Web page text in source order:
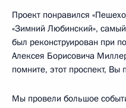
Проект понравился
«Зимний Любинский»,
был реконструирован при
Алексея Борисовича
помните, этот проспект, Вы
Мы провели большое